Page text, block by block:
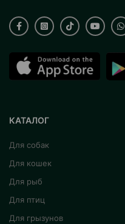
КАТАЛОГ
Для собак
Для кошек
Для рыб
Для птиц
Для грызунов